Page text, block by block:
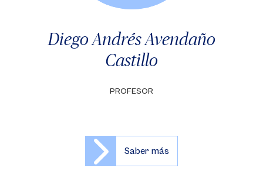
Diego Andrés Avendaño
Castillo
PROFESOR
Saber más